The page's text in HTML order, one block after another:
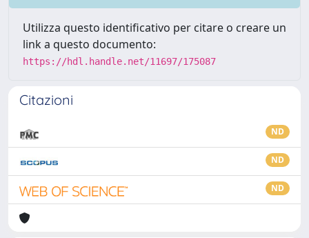
Utilizza questo identificativo per citare o creare un
link a questo documento:
https://hdl.handle.net/11697/175087
Citazioni
ND
ND
ND